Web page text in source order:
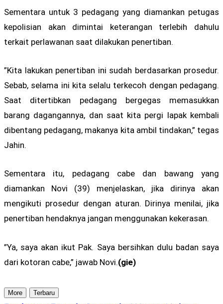
Sementara untuk 3 pedagang yang diamankan petugas
kepolisian akan dimintai keterangan terlebih dahulu
terkait perlawanan saat dilakukan penertiban.
”Kita lakukan penertiban ini sudah berdasarkan prosedur.
Sebab, selama ini kita selalu terkecoh dengan pedagang.
Saat ditertibkan pedagang bergegas memasukkan
barang dagangannya, dan saat kita pergi lapak kembali
dibentang pedagang, makanya kita ambil tindakan,” tegas
Jahin.
Sementara itu, pedagang cabe dan bawang yang
diamankan Novi (39) menjelaskan, jika dirinya akan
mengikuti prosedur dengan aturan. Dirinya menilai, jika
penertiban hendaknya jangan menggunakan kekerasan.
”Ya, saya akan ikut Pak. Saya bersihkan dulu badan saya
dari kotoran cabe,” jawab Novi.(gie)
More Terbaru